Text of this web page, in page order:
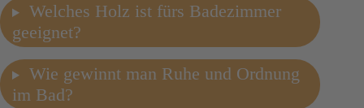
Welches Holz ist fürs Badezimmer
geeignet?
Wie gewinnt man Ruhe und Ordnung
im Bad?